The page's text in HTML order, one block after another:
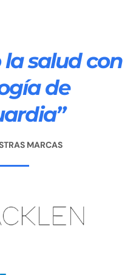
salud con
de
MARCAS